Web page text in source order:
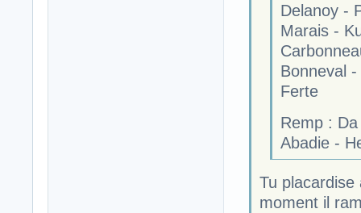
Delanoy -
Marais -
Bonneval
Ferte
Remp :
Abadie -
Tu
moment il